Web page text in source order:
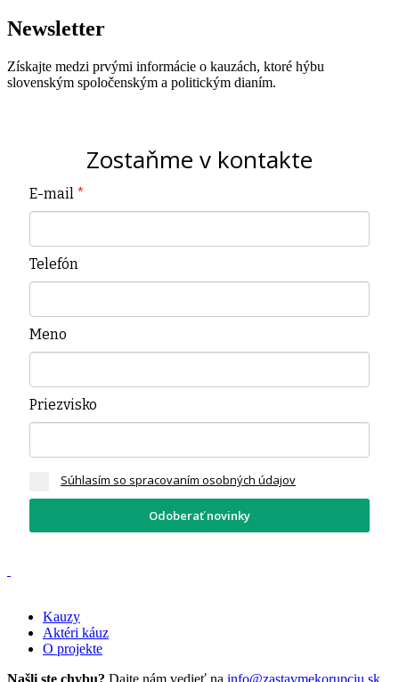
Newsletter
Získajte medzi prvými informácie o kauzách, ktoré hýbu
slovenským spoločenským a politickým dianím.
Zostaňme v kontakte
E-mail *
Telefón
Meno
Priezvisko
Súhlasím so spracovaním osobných údajov
Odoberať novinky
Kauzy
Aktéri káuz
O projekte
Našli ste chybu? Dajte nám vedieť na info@zastavmekorupciu.sk